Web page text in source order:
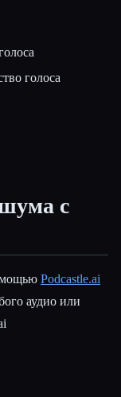
голоса
с
Podcastle.ai
аудио или